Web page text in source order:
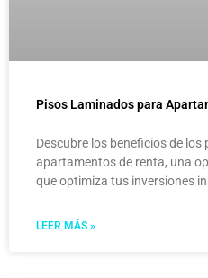
Pisos Laminados para
Descubre los beneficios de los
apartamentos de renta, una
que optimiza tus inversiones
LEER MÁS »